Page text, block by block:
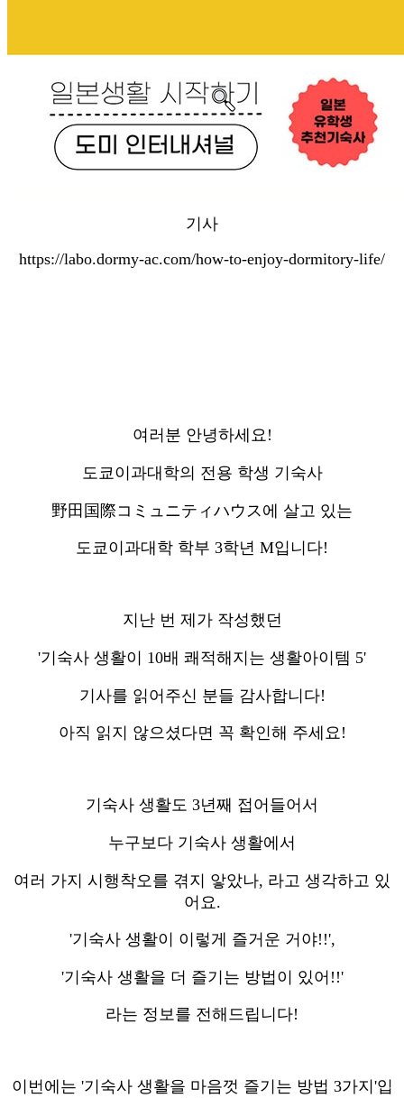
기사
https://labo.dormy-ac.com/how-to-enjoy-dormitory-life/
여러분 안녕하세요!
도쿄이과대학의 전용 학생 기숙사
野田国際コミュニティハウス에 살고 있는
도쿄이과대학 학부 3학년 M입니다!
지난 번 제가 작성했던
'기숙사 생활이 10배 쾌적해지는 생활아이템 5'
기사를 읽어주신 분들 감사합니다!
아직 읽지 않으셨다면 꼭 확인해 주세요!
기숙사 생활도 3년째 접어들어서
누구보다 기숙사 생활에서
여러 가지 시행착오를 겪지 앟았나, 라고 생각하고 있
어요.
'기숙사 생활이 이렇게 즐거운 거야!!',
'기숙사 생활을 더 즐기는 방법이 있어!!'
라는 정보를 전해드립니다!
이번에는 '기숙사 생활을 마음껏 즐기는 방법 3가지'입